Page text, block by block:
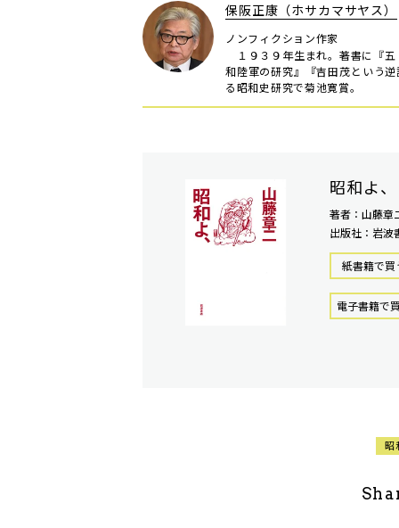
保阪正康（ホサカマサヤス）
ノンフィクション作家
１９３９年生まれ。著書に『
和陸軍の研究』『吉田茂という
る昭和史研究で菊池寛賞。
昭和よ、
著者：山藤章
出版社：岩波
紙書籍で買
電⼦書籍で
昭